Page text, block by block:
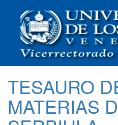
TESAURO
MATERIAS